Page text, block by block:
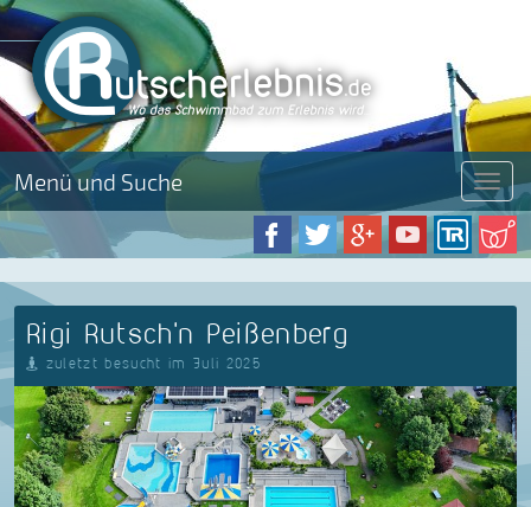
Menü und Suche Menü
Rigi Rutsch'n Peißenberg
zuletzt besucht im Juli 2025